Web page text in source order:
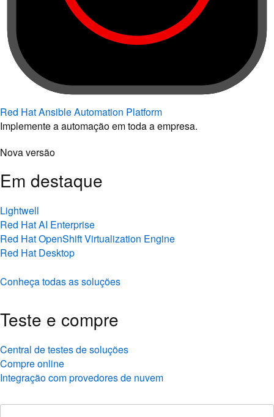
Red Hat Ansible Automation Platform
Implemente a automação em toda a empresa.
Nova versão
Em destaque
Lightwell
Red Hat AI Enterprise
Red Hat OpenShift Virtualization Engine
Red Hat Desktop
Conheça todas as soluções
Teste e compre
Central de testes de soluções
Compre online
Integração com provedores de nuvem